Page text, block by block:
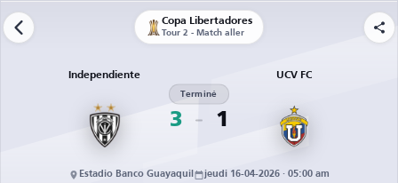
Copa Libertadores
Tour 2 - Match aller
Independiente
3
Terminé
1
UCV FC
Estadio Banco Guayaquil jeudi 16-04-2026 · 05:00 am